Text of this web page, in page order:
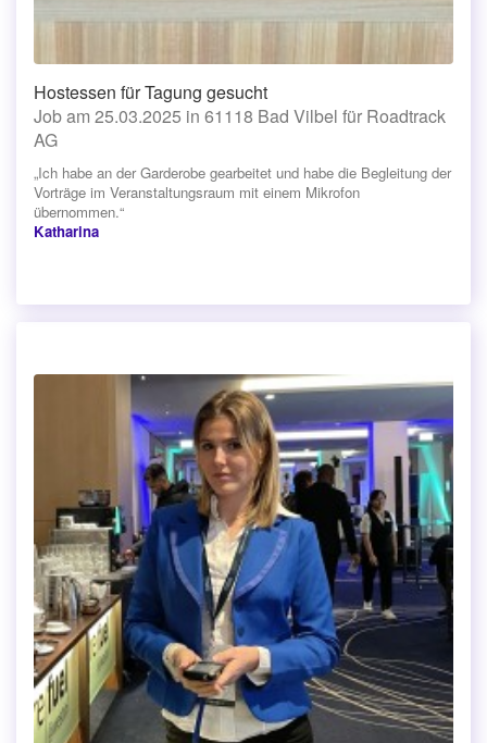
Hostessen für Tagung gesucht
Job am 25.03.2025 in 61118 Bad Vilbel für Roadtrack
AG
„Ich habe an der Garderobe gearbeitet und habe die Begleitung der
Vorträge im Veranstaltungsraum mit einem Mikrofon
übernommen.“
Katharina